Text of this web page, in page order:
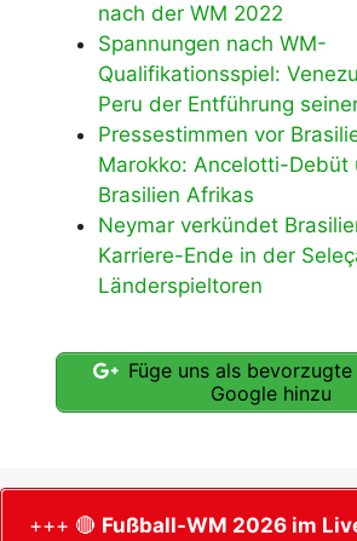
nach der WM 2022
Spannungen nach WM-
Qualifikationsspiel:
Peru der Entführung
Pressestimmen vor
Marokko: Ancelotti-Debüt
Brasilien Afrikas
Neymar verkündet
Karriere-Ende in der
Länderspieltoren
Füge uns als
Google hinzu
+++ 🔴 Fußball-WM 2026 im